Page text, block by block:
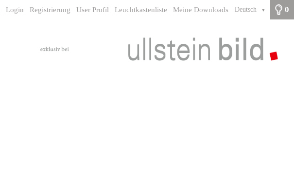
0
Deutsch ▼
Login Registrierung User Profil Leuchtkastenliste Meine Downloads